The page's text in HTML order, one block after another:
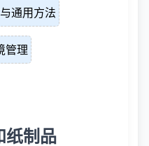
通用方法
管理
纸制品